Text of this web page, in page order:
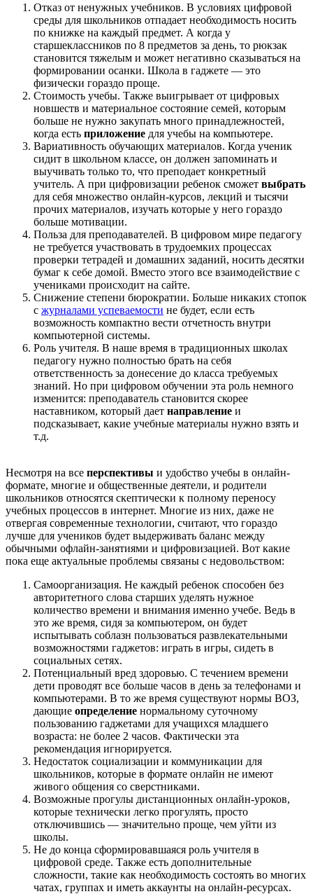
Отказ от ненужных учебников. В условиях цифровой
среды для школьников отпадает необходимость носить
по книжке на каждый предмет. А когда у
старшеклассников по 8 предметов за день, то рюкзак
становится тяжелым и может негативно сказываться на
формировании осанки. Школа в гаджете — это
физически гораздо проще.
Стоимость учебы. Также выигрывает от цифровых
новшеств и материальное состояние семей, которым
больше не нужно закупать много принадлежностей,
когда есть приложение для учебы на компьютере.
Вариативность обучающих материалов. Когда ученик
сидит в школьном классе, он должен запоминать и
выучивать только то, что преподает конкретный
учитель. А при цифровизации ребенок сможет выбрать
для себя множество онлайн-курсов, лекций и тысячи
прочих материалов, изучать которые у него гораздо
больше мотивации.
Польза для преподавателей. В цифровом мире педагогу
не требуется участвовать в трудоемких процессах
проверки тетрадей и домашних заданий, носить десятки
бумаг к себе домой. Вместо этого все взаимодействие с
учениками происходит на сайте.
Снижение степени бюрократии. Больше никаких стопок
с журналами успеваемости не будет, если есть
возможность компактно вести отчетность внутри
компьютерной системы.
Роль учителя. В наше время в традиционных школах
педагогу нужно полностью брать на себя
ответственность за донесение до класса требуемых
знаний. Но при цифровом обучении эта роль немного
изменится: преподаватель становится скорее
наставником, который дает направление и
подсказывает, какие учебные материалы нужно взять и
т.д.
Несмотря на все перспективы и удобство учебы в онлайн-
формате, многие и общественные деятели, и родители
школьников относятся скептически к полному переносу
учебных процессов в интернет. Многие из них, даже не
отвергая современные технологии, считают, что гораздо
лучше для учеников будет выдерживать баланс между
обычными офлайн-занятиями и цифровизацией. Вот какие
пока еще актуальные проблемы связаны с недовольством:
Самоорганизация. Не каждый ребенок способен без
авторитетного слова старших уделять нужное
количество времени и внимания именно учебе. Ведь в
это же время, сидя за компьютером, он будет
испытывать соблазн пользоваться развлекательными
возможностями гаджетов: играть в игры, сидеть в
социальных сетях.
Потенциальный вред здоровью. С течением времени
дети проводят все больше часов в день за телефонами и
компьютерами. В то же время существуют нормы ВОЗ,
дающие определение нормальному суточному
пользованию гаджетами для учащихся младшего
возраста: не более 2 часов. Фактически эта
рекомендация игнорируется.
Недостаток социализации и коммуникации для
школьников, которые в формате онлайн не имеют
живого общения со сверстниками.
Возможные прогулы дистанционных онлайн-уроков,
которые технически легко прогулять, просто
отключившись — значительно проще, чем уйти из
школы.
Не до конца сформировавшаяся роль учителя в
цифровой среде. Также есть дополнительные
сложности, такие как необходимость состоять во многих
чатах, группах и иметь аккаунты на онлайн-ресурсах.